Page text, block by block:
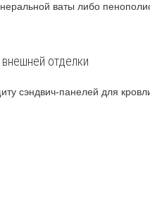
ваты либо
отделки
сэндвич-панелей для